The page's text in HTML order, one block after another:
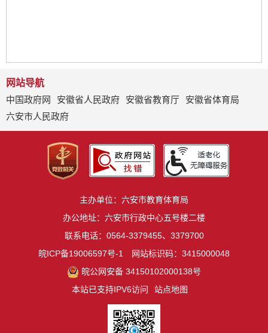
网站导航
中国政府网
安徽省人民政府 安徽省教育厅
安徽省体育局
六安市人民政府
主办单位：六安市教育体育局
办公地址：六安市行政中心五号楼二楼
联系电话：0564-3379455、3379700
皖ICP备19006597号-1
网站标识码：3415000048
皖公网安备 34150102000138号
本站已支持IPV6访问
站点地图